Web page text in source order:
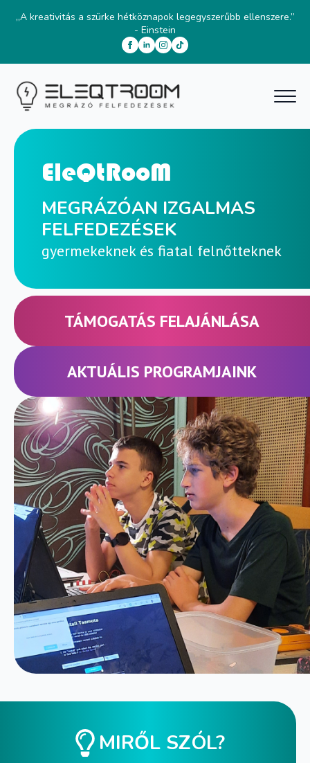
„A kreativitás a szürke hétköznapok legegyszerűbb ellenszere.”
- Einstein
EleQtRooM
MEGRÁZÓAN IZGALMAS
FELFEDEZÉSEK
gyermekeknek és fiatal felnőtteknek
TÁMOGATÁS FELAJÁNLÁSA
AKTUÁLIS PROGRAMJAINK
MIRŐL SZÓL?